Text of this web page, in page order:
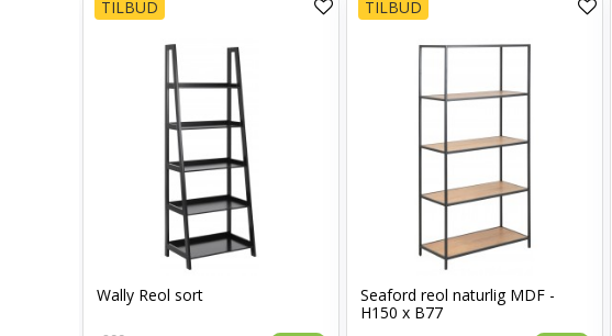
TILBUD
Wally Reol sort
TILBUD
Seaford reol naturlig MDF -
H150 x B77